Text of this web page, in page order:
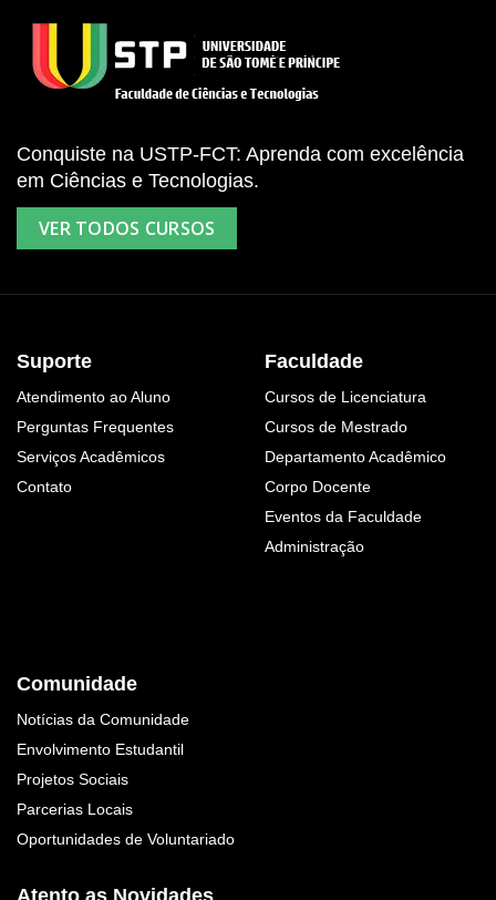
Conquiste na USTP-FCT: Aprenda com excelência
em Ciências e Tecnologias.
VER TODOS CURSOS
Suporte
Atendimento ao Aluno
Perguntas Frequentes
Serviços Acadêmicos
Contato
Faculdade
Cursos de Licenciatura
Cursos de Mestrado
Departamento Acadêmico
Corpo Docente
Eventos da Faculdade
Administração
Comunidade
Notícias da Comunidade
Envolvimento Estudantil
Projetos Sociais
Parcerias Locais
Oportunidades de Voluntariado
Atento as Novidades